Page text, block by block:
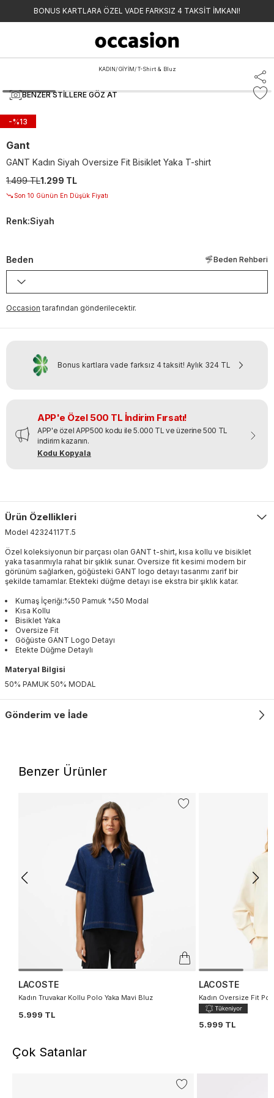
BONUS KARTLARA ÖZEL VADE FARKSIZ 4 TAKSİT İMKANI!
KADIN/ GİYİM/ T-Shirt & Bluz
BENZER STILLERE GÖZ AT
-%13
Gant
GANT Kadın Siyah Oversize Fit Bisiklet Yaka T-shirt
1.499 TL1.299 TL
Son 10 Günün En Düşük Fiyatı
Renk:Siyah
Beden Beden Rehberi
Occasion tarafından gönderilecektir.
Bonus kartlara vade farksız 4 taksit! Aylık 324 TL
APP'e Özel 500 TL İndirim Fırsatı!
APP'e özel APP500 kodu ile 5.000 TL ve üzerine 500 TL
indirim kazanın.
Kodu Kopyala
Ürün Özellikleri
Model 42324117T.5
Özel koleksiyonun bir parçası olan GANT t-shirt, kısa kollu ve bisiklet
yaka tasarımıyla rahat bir şıklık sunar. Oversize fit kesimi modern bir
görünüm sağlarken, göğüsteki GANT logo detayı tasarımı zarif bir
şekilde tamamlar. Etekteki düğme detayı ise ekstra bir şıklık katar.
Kumaş İçeriği:%50 Pamuk %50 Modal
Kısa Kollu
Bisiklet Yaka
Oversize Fit
Göğüste GANT Logo Detayı
Etekte Düğme Detaylı
Materyal Bilgisi
50% PAMUK 50% MODAL
Gönderim ve İade
Benzer Ürünler
LACOSTE
Kadın Truvakar Kollu Polo Yaka Mavi Bluz
5.999 TL
LACOSTE
Kadın Oversize Fit
5.999 TL
Çok Satanlar